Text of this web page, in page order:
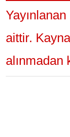
aittir.
alınmadan